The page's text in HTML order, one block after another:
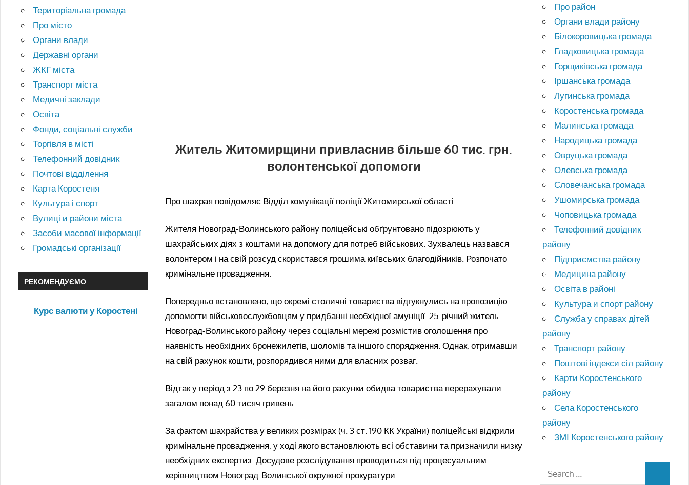
Житель Житомирщини привласнив більше 60 тис. грн.
волонтенської допомоги
Про шахрая повідомляє Відділ комунікації поліції Житомирської області.
Жителя Новоград-Волинського району поліцейські обґрунтовано підозрюють у
шахрайських діях з коштами на допомогу для потреб військових. Зухвалець назвався
волонтером і на свій розсуд скористався грошима київських благодійників. Розпочато
кримінальне провадження.
Попередньо встановлено, що окремі столичні товариства відгукнулись на пропозицію
допомогти військовослужбовцям у придбанні необхідної амуніції. 25-річний житель
Новоград-Волинського району через соціальні мережі розмістив оголошення про
наявність необхідних бронежилетів, шоломів та іншого спорядження. Однак, отримавши
на свій рахунок кошти, розпорядився ними для власних розваг.
Відтак у період з 23 по 29 березня на його рахунки обидва товариства перерахували
загалом понад 60 тисяч гривень.
За фактом шахрайства у великих розмірах (ч. 3 ст. 190 КК України) поліцейські відкрили
кримінальне провадження, у ході якого встановлюють всі обставини та призначили низку
необхідних експертиз. Досудове розслідування проводиться під процесуальним
керівництвом Новоград-Волинської окружної прокуратури.
Територіальна громада
Про місто
Органи влади
Державні органи
ЖКГ міста
Транспорт міста
Медичні заклади
Освіта
Фонди, соціальні служби
Торгівля в місті
Телефонний довідник
Почтові відділення
Карта Коростеня
Культура і спорт
Вулиці и райони міста
Засоби масової інформації
Громадські організації
РЕКОМЕНДУЄМО
Курс валюти у Коростені
Про район
Органи влади району
Білокоровицька громада
Гладковицька громада
Горщиківська громада
Іршанська громада
Лугинська громада
Коростенська громада
Малинська громада
Народицька громада
Овруцька громада
Олевська громада
Словечанська громада
Ушомирська громада
Чоповицька громада
Телефонний довідник
району
Підприємства району
Медицина району
Освіта в районі
Культура и спорт району
Служба у справах дітей
району
Транспорт району
Поштові індекси сіл району
Карти Коростенського
району
Села Коростенського
району
ЗМІ Коростенського району